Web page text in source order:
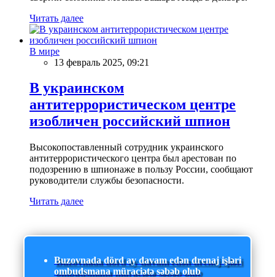
Читать далее
В мире
13 февраль 2025, 09:21
В украинском
антитеррористическом центре
изобличен российский шпион
Высокопоставленный сотрудник украинского
антитеррористического центра был арестован по
подозрению в шпионаже в пользу России, сообщают
руководители службы безопасности.
Читать далее
Buzovnada dörd ay davam edən drenaj işləri
ombudsmana müraciətə səbəb olub